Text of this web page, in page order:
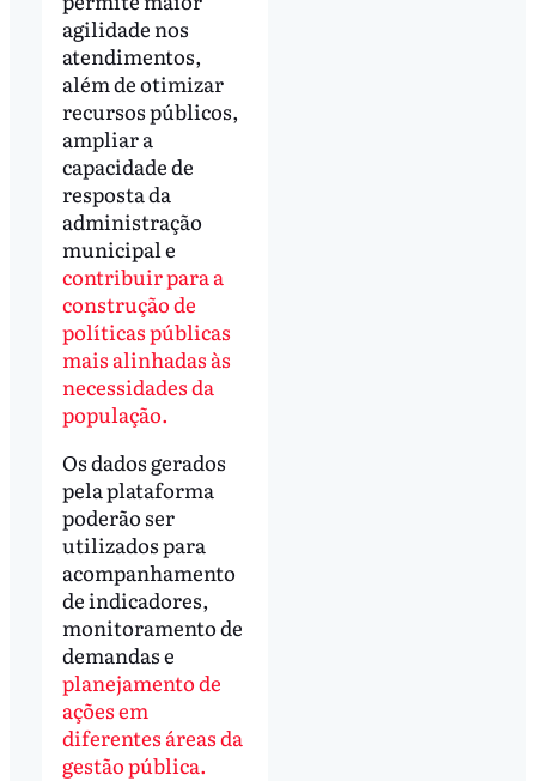
agilidade nos
atendimentos,
além de otimizar
recursos públicos,
ampliar a
capacidade de
resposta da
administração
municipal e
contribuir para a
construção de
políticas públicas
mais alinhadas às
necessidades da
população.
Os dados gerados
pela plataforma
poderão ser
utilizados para
acompanhamento
de indicadores,
monitoramento de
demandas e
planejamento de
ações em
diferentes áreas da
gestão pública.